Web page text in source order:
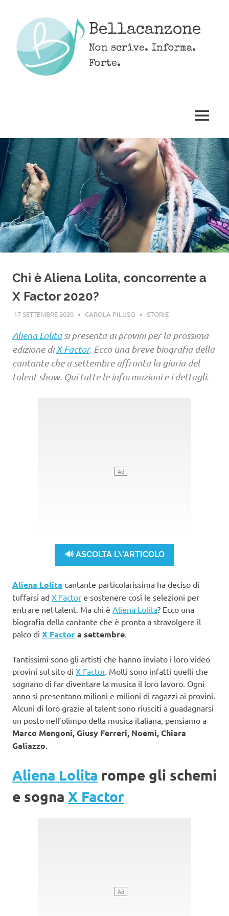
content
Bellacanzone
Non scrive. Informa.
Forte.
MENU
Chi è Aliena Lolita, concorrente a
X Factor 2020?
17 SETTEMBRE 2020 CAROLA PILUSO STORIE
Aliena Lolitasi presenta ai provini per la prossima
edizione diX Factor. Ecco una breve biografia della
cantante che a settembre affronta la giuria del
talent show. Qui tutte le informazioni e i dettagli.
🔊 ASCOLTA L\'ARTICOLO
Aliena Lolita cantante particolarissima ha deciso di
tuffarsi ad X Factor e sostenere così le selezioni per
entrare nel talent. Ma chi è Aliena Lolita? Ecco una
biografia della cantante che è pronta a stravolgere il
palco di X Factora settembre
Tantissimi sono gli artisti che hanno inviato i loro video
provini sul sito di X Factor. Molti sono infatti quelli che
sognano di far diventare la musica il loro lavoro. Ogni
anno si presentano milioni e milioni di ragazzi ai provini.
Alcuni di loro grazie al talent sono riusciti a guadagnarsi
un posto nell’olimpo della musica italiana, pensiamo a
Marco Mengoni, Giusy Ferreri, Noemi, Chiara
Galiazzo
Aliena Lolita rompe gli schemi
e sogna X Factor